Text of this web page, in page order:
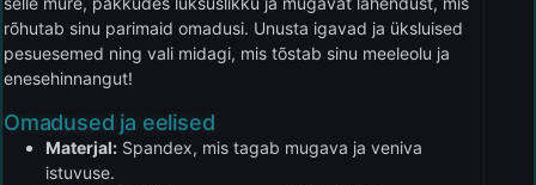
rõhutab sinu parimaid omadusi. Unusta igavad ja üksluised
pesuesemed ning vali midagi, mis tõstab sinu meeleolu ja
enesehinnangut!
Omadused ja eelised
Materjal: Spandex, mis tagab mugava ja veniva
istuvuse.